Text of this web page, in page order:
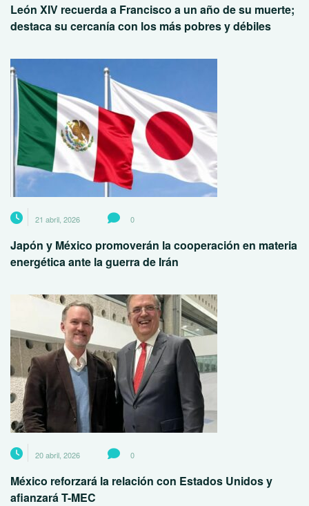
León XIV recuerda a Francisco a un año de su muerte;
destaca su cercanía con los más pobres y débiles
21 abril, 2026 0
Japón y México promoverán la cooperación en materia
energética ante la guerra de Irán
20 abril, 2026 0
México reforzará la relación con Estados Unidos y
afianzará T-MEC